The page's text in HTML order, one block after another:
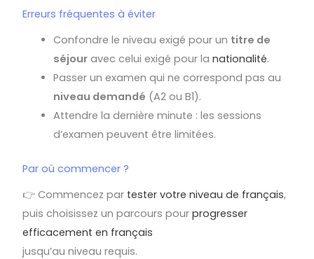
Erreurs fréquentes à éviter
Confondre le niveau exigé pour un titre de
séjour avec celui exigé pour la nationalité.
Passer un examen qui ne correspond pas au
niveau demandé (A2 ou B1).
Attendre la dernière minute : les sessions
d’examen peuvent être limitées.
Par où commencer ?
👉 Commencez par tester votre niveau de français,
puis choisissez un parcours pourprogresser
efficacement en français
jusqu’au niveau requis.